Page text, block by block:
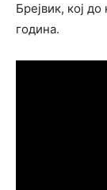
Брејвик, кој
година.